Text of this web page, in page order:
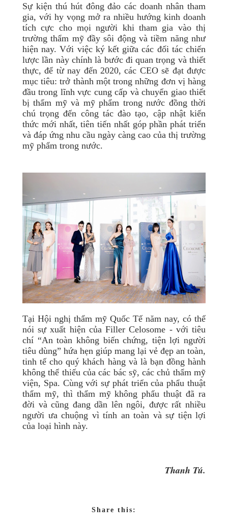
Sự kiện thú hút đông đảo các doanh nhân tham
gia, với hy vọng mở ra nhiều hướng kinh doanh
tích cực cho mọi người khi tham gia vào thị
trường thẩm mỹ đầy sôi động và tiềm năng như
hiện nay. Với việc ký kết giữa các đối tác chiến
lược lần này chính là bước đi quan trọng và thiết
thực, để từ nay đến 2020, các CEO sẽ đạt được
mục tiêu: trở thành một trong những đơn vị hàng
đầu trong lĩnh vực cung cấp và chuyển giao thiết
bị thẩm mỹ và mỹ phẩm trong nước đồng thời
chú trọng đến công tác đào tạo, cập nhật kiến
thức mới nhất, tiên tiến nhất góp phần phát triển
và đáp ứng nhu cầu ngày càng cao của thị trường
mỹ phẩm trong nước.
Tại Hội nghị thẩm mỹ Quốc Tế năm nay, có thể
nói sự xuất hiện của Filler Celosome - với tiêu
chí “An toàn không biến chứng, tiện lợi người
tiêu dùng” hứa hẹn giúp mang lại vẻ đẹp an toàn,
tinh tế cho quý khách hàng và là bạn đồng hành
không thể thiếu của các bác sỹ, các chủ thẩm mỹ
viện, Spa. Cùng với sự phát triển của phẩu thuật
thẩm mỹ, thì thẩm mỹ không phẩu thuật đã ra
đời và cũng đang dần lên ngôi, được rất nhiều
người ưa chuộng vì tính an toàn và sự tiện lợi
của loại hình này.
Thanh Tú.
Share this: